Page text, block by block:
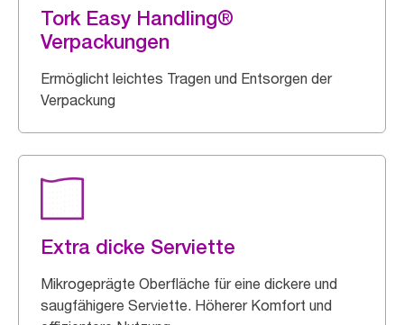
Tork Easy Handling®
Verpackungen
Ermöglicht leichtes Tragen und Entsorgen der
Verpackung
Extra dicke Serviette
Mikrogeprägte Oberfläche für eine dickere und
saugfähigere Serviette. Höherer Komfort und